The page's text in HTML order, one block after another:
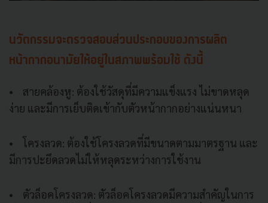
นวัตกรรมจะตรวจสอบส่วนประกอบของการผลิต
หน้ากากอนามัยให้อยู่ในสภาพพร้อมใช้ ดังนี้
• สายคล้องหู: ต้องใช้วัสดุที่มีความแข็งแรง ไม่ขาดหลุด
ง่าย และมีการเย็บติดเข้ากับตัวหน้ากากอย่างแน่นหนา
• โครงลวด: ต้องใช้โครงลวดที่มีขนาดตามมาตรฐาน และ
มีการปะยึดลวดไม่ให้หลุดระหว่างการใช้งาน
• ตัวล็อคโครงลวด: ตัวล็อคโครงลวดมีความสำคัญในการ